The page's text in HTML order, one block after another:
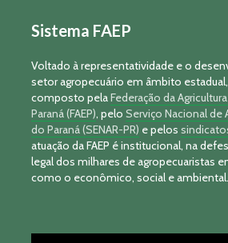
Sistema FAEP
Voltado à representatividade e o
setor agropecuário em âmbito
composto pelaFederação da
Paraná (FAEP), pelo Serviço Nacional de
do Paraná (SENAR-PR) e pelos
atuação da FAEP é institucional, na
legal dos milhares de agropecuaristas
como o econômico, social e ambiental.